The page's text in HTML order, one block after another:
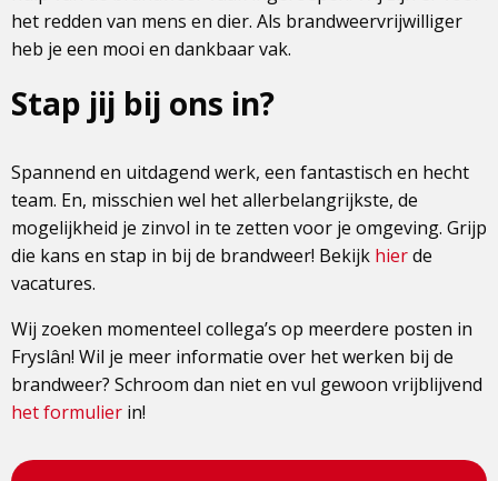
het redden van mens en dier. Als brandweervrijwilliger
heb je een mooi en dankbaar vak.
Stap jij bij ons in?
Spannend en uitdagend werk, een fantastisch en hecht
team. En, misschien wel het allerbelangrijkste, de
mogelijkheid je zinvol in te zetten voor je omgeving. Grijp
die kans en stap in bij de brandweer! Bekijk hierde
vacatures.
Wij zoeken momenteel collega’s op meerdere posten in
Fryslân! Wil je meer informatie over het werken bij de
brandweer? Schroom dan niet en vul gewoon vrijblijvend
het formulier in!